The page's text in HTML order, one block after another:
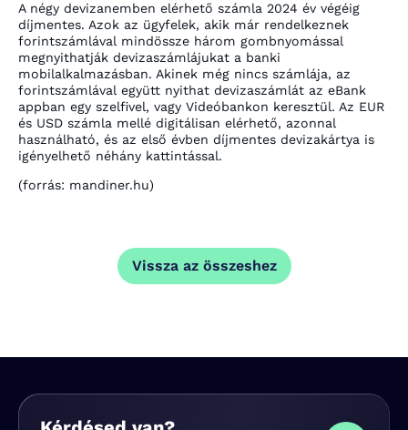
A négy devizanemben elérhető számla 2024 év végéig
díjmentes. Azok az ügyfelek, akik már rendelkeznek
forintszámlával mindössze három gombnyomással
megnyithatják devizaszámlájukat a banki
mobilalkalmazásban. Akinek még nincs számlája, az
forintszámlával együtt nyithat devizaszámlát az eBank
appban egy szelfivel, vagy Videóbankon keresztül. Az EUR
és USD számla mellé digitálisan elérhető, azonnal
használható, és az első évben díjmentes devizakártya is
igényelhető néhány kattintással.
(forrás: mandiner.hu)
Vissza az összeshez